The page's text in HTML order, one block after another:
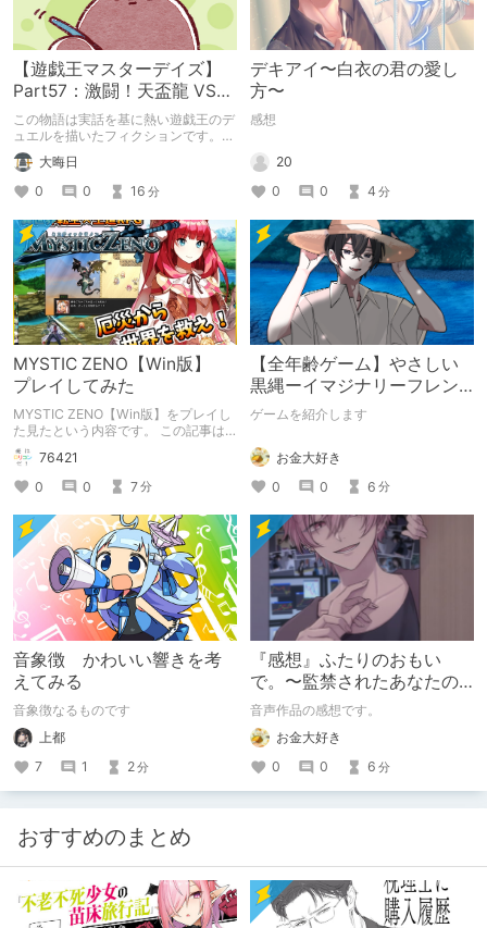
【遊戯王マスターデイズ】
Part57：激闘！天盃龍 VS
千年D【架空デュエル】
この物語は実話を基に熱い遊戯王のデ
ュエルを描いたフィクションです。
（自分用メモ：2025-05-14）
大晦日
0
0 16 分
デキアイ〜白衣の君の愛し
方〜
感想
20
0
0 4 分
MYSTIC ZENO【Win版】
プレイしてみた
MYSTIC ZENO【Win版】をプレイし
た見たという内容です。 この記事は
通常のクリエイターズ記事です。
76421
0
0 7分
【全年齢ゲーム】やさしい
黒縄ーイマジナリーフレン
ドの「彼」と過ごすおぼん
ゲームを紹介します
お金大好き
0
0 6 分
音象徴 かわいい響きを考
えてみる
音象徴なるものです
上都
7
1 2分
『感想』ふたりのおもい
で。〜監禁されたあなたの
末路〜【がるまに限定特典
付き】
音声作品の感想です。
お金大好き
0
0 6 分
おすすめのまとめ